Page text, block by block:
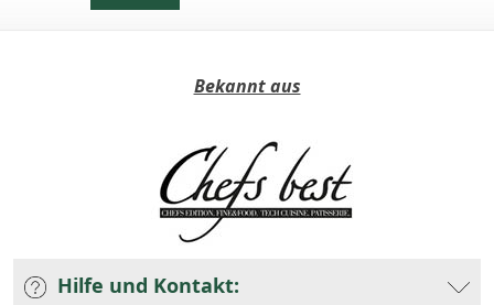
Bekannt aus
Hilfe und Kontakt: